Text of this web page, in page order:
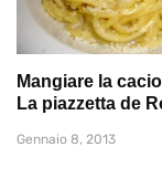
Mangiare la
La piazzetta de
Gennaio 8, 2013